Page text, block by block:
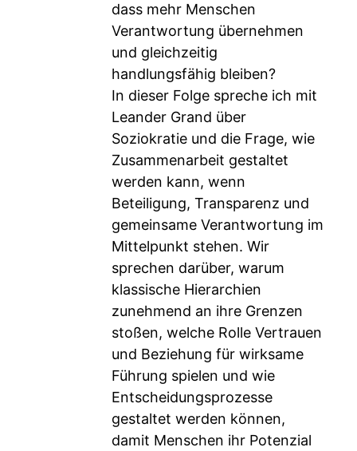
dass mehr Menschen
Verantwortung übernehmen
und gleichzeitig
handlungsfähig bleiben?
In dieser Folge spreche ich mit
Leander Grand über
Soziokratie und die Frage, wie
Zusammenarbeit gestaltet
werden kann, wenn
Beteiligung, Transparenz und
gemeinsame Verantwortung im
Mittelpunkt stehen. Wir
sprechen darüber, warum
klassische Hierarchien
zunehmend an ihre Grenzen
stoßen, welche Rolle Vertrauen
und Beziehung für wirksame
Führung spielen und wie
Entscheidungsprozesse
gestaltet werden können,
damit Menschen ihr Potenzial